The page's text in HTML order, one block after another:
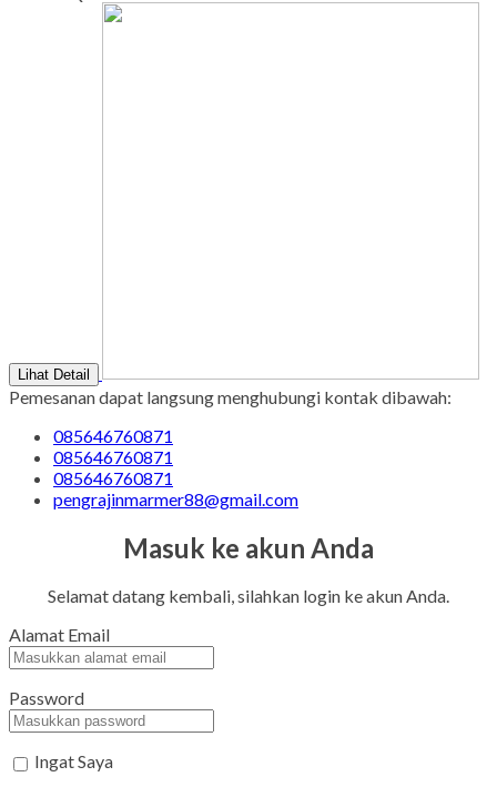
Lihat Detail
Pemesanan dapat langsung menghubungi kontak dibawah:
085646760871
085646760871
085646760871
pengrajinmarmer88@gmail.com
Masuk ke akun Anda
Selamat datang kembali, silahkan login ke akun Anda.
Alamat Email
Password
Ingat Saya